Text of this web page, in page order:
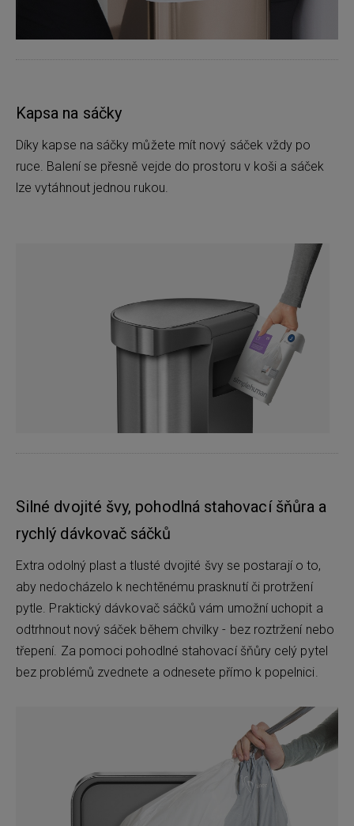
Kapsa na sáčky
Díky kapse na sáčky můžete mít nový sáček vždy po
ruce. Balení se přesně vejde do prostoru v koši a sáček
lze vytáhnout jednou rukou.
Silné dvojité švy, pohodlná stahovací šňůra a
rychlý dávkovač sáčků
Extra odolný plast a tlusté dvojité švy se postarají o to,
aby nedocházelo k nechtěnému prasknutí či protržení
pytle. Praktický dávkovač sáčků vám umožní uchopit a
odtrhnout nový sáček během chvilky - bez roztržení nebo
třepení. Za pomoci pohodlné stahovací šňůry celý pytel
bez problémů zvednete a odnesete přímo k popelnici.